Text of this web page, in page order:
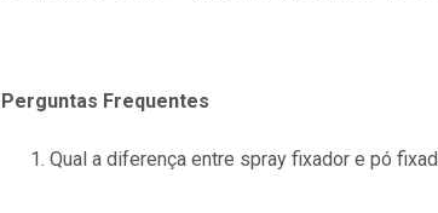
Perguntas Frequentes
Qual a diferença entre spray fixador e pó